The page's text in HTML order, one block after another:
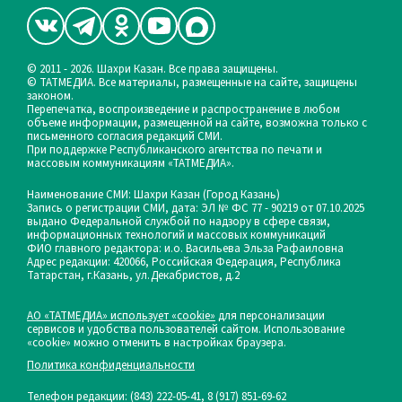
© 2011 - 2026. Шахри Казан. Все права защищены.
© ТАТМЕДИА. Все материалы, размещенные на сайте, защищены
законом.
Перепечатка, воспроизведение и распространение в любом
объеме информации, размещенной на сайте, возможна только с
письменного согласия редакций СМИ.
При поддержке Республиканского агентства по печати и
массовым коммуникациям «ТАТМЕДИА».
Наименование СМИ: Шахри Казан (Город Казань)
Запись о регистрации СМИ, дата: ЭЛ № ФС 77 - 90219 от 07.10.2025
выдано Федеральной службой по надзору в сфере связи,
информационных технологий и массовых коммуникаций
ФИО главного редактора: и.о. Васильева Эльза Рафаиловна
Адрес редакции: 420066, Российская Федерация, Республика
Татарстан, г.Казань, ул.Декабристов, д.2
АО «ТАТМЕДИА» использует «cookie» для персонализации
сервисов и удобства пользователей сайтом. Использование
«cookie» можно отменить в настройках браузера.
Политика конфиденциальности
Телефон редакции: (843) 222-05-41, 8 (917) 851-69-62